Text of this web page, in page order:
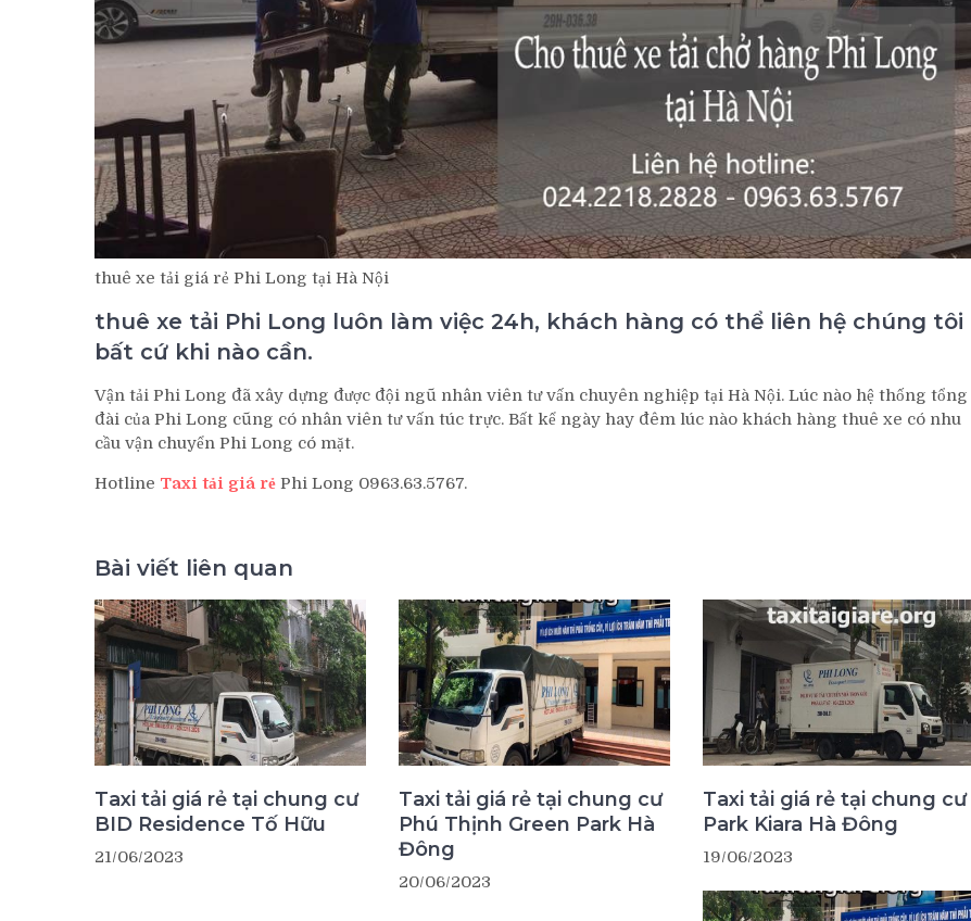
thuê xe tải giá rẻ Phi Long tại Hà Nội
thuê xe tải Phi Long luôn làm việc 24h, khách hàng có thể liên hệ chúng tôi
bất cứ khi nào cần.
Vận tải Phi Long đã xây dựng được đội ngũ nhân viên tư vấn chuyên nghiệp tại Hà Nội. Lúc nào hệ thống tổng
đài của Phi Long cũng có nhân viên tư vấn túc trực. Bất kể ngày hay đêm lúc nào khách hàng thuê xe có nhu
cầu vận chuyển Phi Long có mặt.
Hotline Taxi tải giá rẻ Phi Long 0963.63.5767.
Bài viết liên quan
Taxi tải giá rẻ tại chung cư
BID Residence Tố Hữu
21/06/2023
Taxi tải giá rẻ tại chung cư
Phú Thịnh Green Park Hà
Đông
20/06/2023
Taxi tải giá rẻ tại chung cư
Park Kiara Hà Đông
19/06/2023